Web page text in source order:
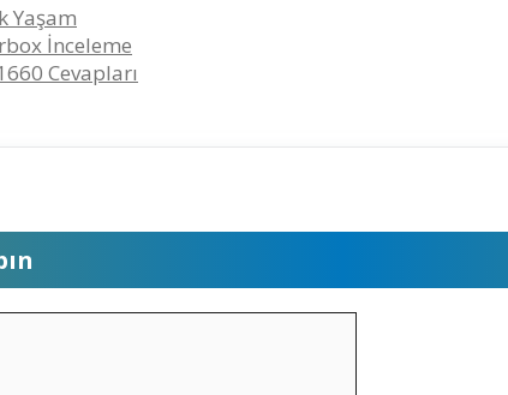
Yaşam
İnceleme
Cevapları